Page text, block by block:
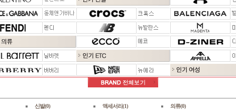
신발(0) 액세서리(1) 의류(0)